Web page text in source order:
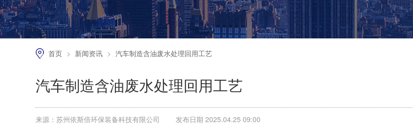
首页 > 新闻资讯 > 汽车制造含油废水处理回用工艺
汽车制造含油废水处理回用工艺
来源：苏州依斯倍环保装备科技有限公司 发布日期 2025.04.25 09:00